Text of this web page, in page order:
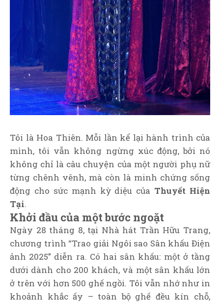
Tôi là Hoa Thiên. Mỗi lần kể lại hành trình của
mình, tôi vẫn không ngừng xúc động, bởi nó
không chỉ là câu chuyện của một người phụ nữ
từng chênh vênh, mà còn là minh chứng sống
động cho sức mạnh kỳ diệu của Thuyết Hiện
Tại.
Khởi đầu của một bước ngoặt
Ngày 28 tháng 8, tại Nhà hát Trần Hữu Trang,
chương trình “Trao giải Ngôi sao Sân khấu Điện
ảnh 2025” diễn ra. Có hai sân khấu: một ở tầng
dưới dành cho 200 khách, và một sân khấu lớn
ở trên với hơn 500 ghế ngồi. Tôi vẫn nhớ như in
khoảnh khắc ấy – toàn bộ ghế đều kín chỗ,